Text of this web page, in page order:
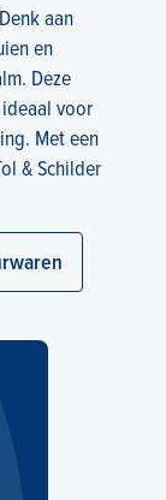
aan
en
Deze
voor
Met een
& Schilder